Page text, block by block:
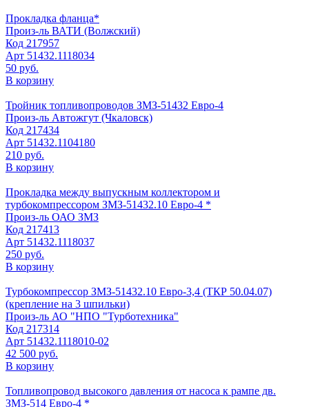
Прокладка фланца*
Произ-ль ВАТИ (Волжский)
Код 217957
Арт 51432.1118034
50 руб.
В корзину
Тройник топливопроводов ЗМЗ-51432 Евро-4
Произ-ль Автожгут (Чкаловск)
Код 217434
Арт 51432.1104180
210 руб.
В корзину
Прокладка между выпускным коллектором и
турбокомпрессором ЗМЗ-51432.10 Евро-4 *
Произ-ль ОАО ЗМЗ
Код 217413
Арт 51432.1118037
250 руб.
В корзину
Турбокомпрессор ЗМЗ-51432.10 Евро-3,4 (ТКР 50.04.07)
(крепление на 3 шпильки)
Произ-ль АО "НПО "Турботехника"
Код 217314
Арт 51432.1118010-02
42 500 руб.
В корзину
Топливопровод высокого давления от насоса к рампе дв.
ЗМЗ-514 Евро-4 *